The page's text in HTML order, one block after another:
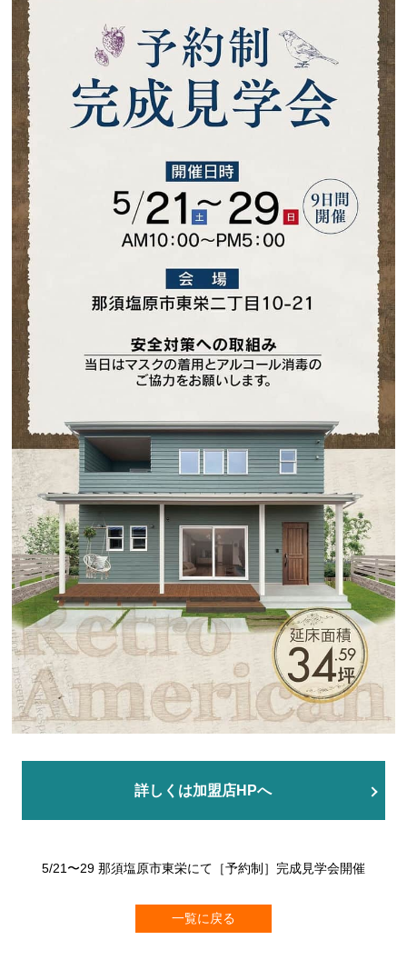
詳しくは加盟店HPへ
5/21〜29 那須塩原市東栄にて［予約制］完成見学会開催
一覧に戻る